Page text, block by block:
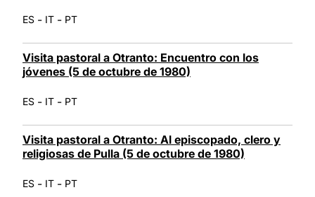
ES - IT - PT
Visita pastoral a Otranto: Encuentro con los
jóvenes (5 de octubre de 1980)
ES - IT - PT
Visita pastoral a Otranto: Al episcopado, clero y
religiosas de Pulla (5 de octubre de 1980)
ES - IT - PT